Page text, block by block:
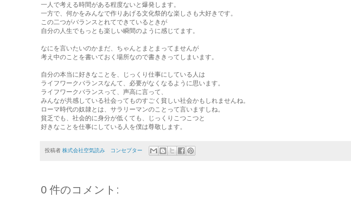
一人で考える時間がある程度ないと爆発します。
一方で、何かをみんなで作りあげる文化祭的な楽しさも大好きです。
この二つがバランスとれてできているときが
自分の人生でもっとも楽しい瞬間のように感じてます。
なにを言いたいのかまだ、ちゃんとまとまってませんが
考え中のことを書いておく場所なので書ききってしまいます。
自分の本当に好きなことを、じっくり仕事にしている人は
ライフワークバランスなんて、必要がなくなるように思います。
ライフワークバランスって、声高に言って、
みんなが共感している社会ってものすごく貧しい社会かもしれませんね。
ローマ時代の奴隷とは、サラリーマンのことって言いますしね。
貧乏でも、社会的に身分が低くても、じっくりこつこつと
好きなことを仕事にしている人を僕は尊敬します。
投稿者 株式会社空気読み コンセプター
0 件のコメント: